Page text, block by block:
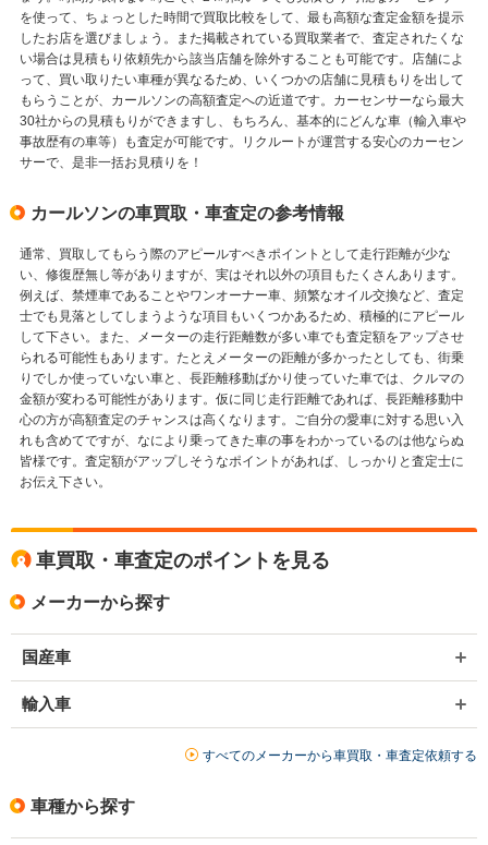
を使って、ちょっとした時間で買取比較をして、最も高額な査定金額を提示
したお店を選びましょう。また掲載されている買取業者で、査定されたくな
い場合は見積もり依頼先から該当店舗を除外することも可能です。店舗によ
って、買い取りたい車種が異なるため、いくつかの店舗に見積もりを出して
もらうことが、カールソンの高額査定への近道です。カーセンサーなら最大
30社からの見積もりができますし、もちろん、基本的にどんな車（輸入車や
事故歴有の車等）も査定が可能です。リクルートが運営する安心のカーセン
サーで、是非一括お見積りを！
カールソンの車買取・車査定の参考情報
通常、買取してもらう際のアピールすべきポイントとして走行距離が少な
い、修復歴無し等がありますが、実はそれ以外の項目もたくさんあります。
例えば、禁煙車であることやワンオーナー車、頻繁なオイル交換など、査定
士でも見落としてしまうような項目もいくつかあるため、積極的にアピール
して下さい。また、メーターの走行距離数が多い車でも査定額をアップさせ
られる可能性もあります。たとえメーターの距離が多かったとしても、街乗
りでしか使っていない車と、長距離移動ばかり使っていた車では、クルマの
金額が変わる可能性があります。仮に同じ走行距離であれば、長距離移動中
心の方が高額査定のチャンスは高くなります。ご自分の愛車に対する思い入
れも含めてですが、なにより乗ってきた車の事をわかっているのは他ならぬ
皆様です。査定額がアップしそうなポイントがあれば、しっかりと査定士に
お伝え下さい。
車買取・車査定のポイントを見る
メーカーから探す
国産車
輸入車
すべてのメーカーから車買取・車査定依頼する
車種から探す